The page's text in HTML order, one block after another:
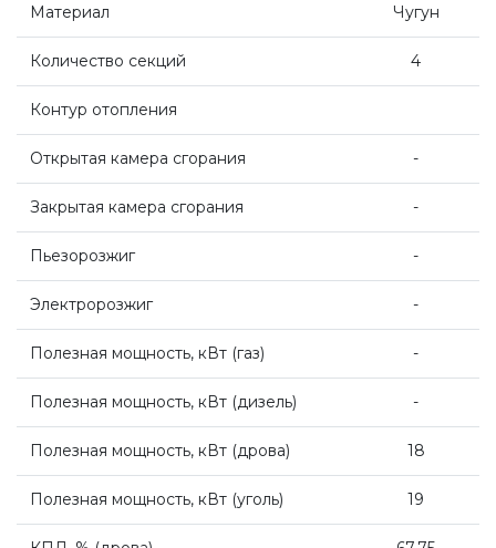
Ferroli
Промышленное оборудование
Бойлеры Ferroli
Горелки
Электрические водонагреватели Ferroli
Алюминиевые радиаторы Ferroli
Автоматика
Материал Чугун
Количество секций 4
Контур отопления
Открытая камера сгорания -
Закрытая камера сгорания -
Пьезорозжиг -
Электророзжиг -
Полезная мощность, кВт (газ) -
Полезная мощность, кВт (дизель) -
Полезная мощность, кВт (дрова) 18
Полезная мощность, кВт (уголь) 19